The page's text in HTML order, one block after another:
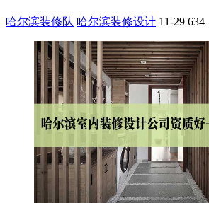
哈尔滨装修队 哈尔滨装修设计 11-29 634